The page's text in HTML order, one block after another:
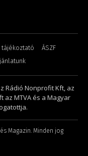
ÁSZF
Rádió Nonprofit Kft, az
az MTVA és a Magyar
Magazin. Minden jog